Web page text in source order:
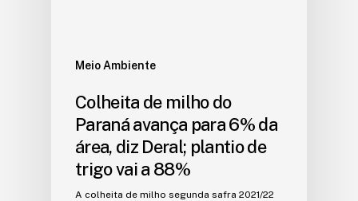
Meio Ambiente
Colheita de milho do
Paraná avança para 6% da
área, diz Deral; plantio de
trigo vai a 88%
A colheita de milho segunda safra 2021/22